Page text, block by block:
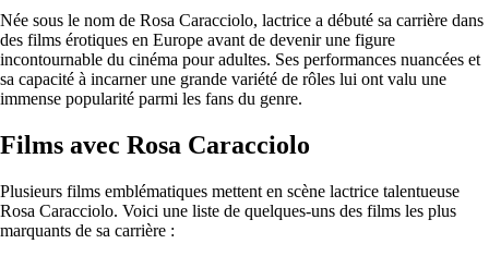
Née sous le nom de Rosa Caracciolo, lactrice a débuté sa carrière dans
des films érotiques en Europe avant de devenir une figure
incontournable du cinéma pour adultes. Ses performances nuancées et
sa capacité à incarner une grande variété de rôles lui ont valu une
immense popularité parmi les fans du genre.
Films avec Rosa Caracciolo
Plusieurs films emblématiques mettent en scène lactrice talentueuse
Rosa Caracciolo. Voici une liste de quelques-uns des films les plus
marquants de sa carrière :